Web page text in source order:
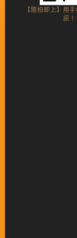
【隨拍即上】用
訊！